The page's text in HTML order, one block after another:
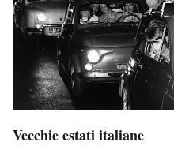
Vecchie estati italiane